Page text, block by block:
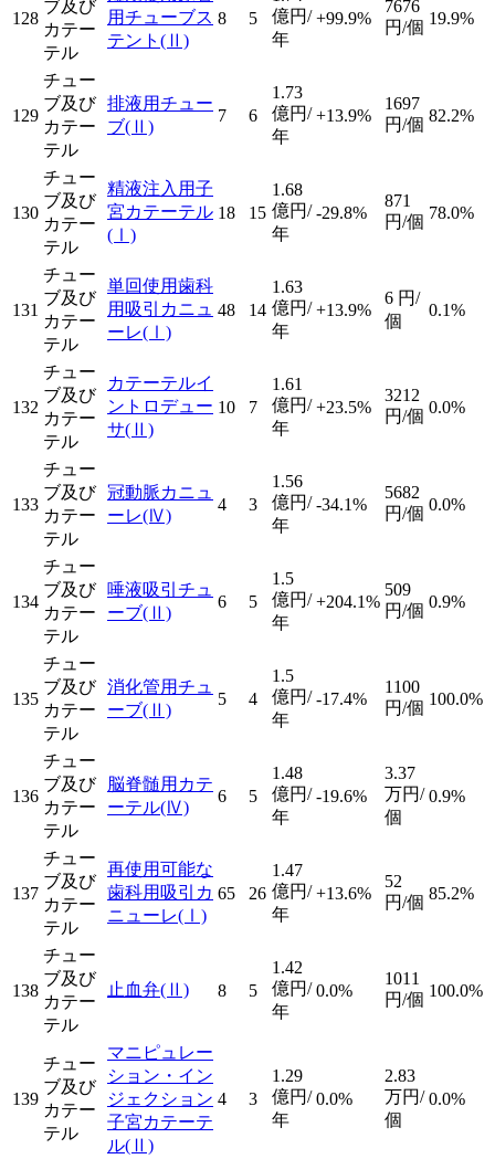
128
ブ及び
カテー
テル
用チューブス
テント (Ⅱ)
8 5
億円/
年
+99.9%
7676
円/個 19.9%
129
チュー
ブ及び
カテー
テル
排液用チュー
ブ(Ⅱ)
7 6
1.73
億円/
年
+13.9%
1697
円/個 82.2%
130
チュー
ブ及び
カテー
テル
精液注入用子
宮カテーテル
(Ⅰ)
18 15
1.68
億円/
年
-29.8%
871
円/個 78.0%
131
チュー
ブ及び
カテー
テル
単回使用歯科
用吸引カニュ
ーレ(Ⅰ)
48 14
1.63
億円/
年
+13.9%
6 円/
個
0.1%
132
チュー
ブ及び
カテー
テル
カテーテルイ
ントロデュー
サ(Ⅱ)
10 7
1.61
億円/
年
+23.5%
3212
円/個 0.0%
133
チュー
ブ及び
カテー
テル
冠動脈カニュ
ーレ(Ⅳ)
4 3
1.56
億円/
年
-34.1%
5682
円/個 0.0%
134
チュー
ブ及び
カテー
テル
唾液吸引チュ
ーブ(Ⅱ)
6 5
1.5
億円/
年
+204.1%
509
円/個 0.9%
135
チュー
ブ及び
カテー
テル
消化管用チュ
ーブ(Ⅱ)
5 4
1.5
億円/
年
-17.4%
1100
円/個 100.0%
136
チュー
ブ及び
カテー
テル
脳脊髄用カテ
ーテル(Ⅳ)
6 5
1.48
億円/
年
-19.6%
3.37
万円/
個
0.9%
137
チュー
ブ及び
カテー
テル
再使用可能な
歯科用吸引カ
ニューレ(Ⅰ)
65 26
1.47
億円/
年
+13.6%
52
円/個 85.2%
138
チュー
ブ及び
カテー
テル
止血弁(Ⅱ) 8 5
1.42
億円/
年
0.0%
1011
円/個 100.0%
139
チュー
ブ及び
カテー
テル
マニピュレー
ション・イン
ジェクション
子宮カテーテ
ル(Ⅱ)
4 3
1.29
億円/
年
0.0%
2.83
万円/
個
0.0%